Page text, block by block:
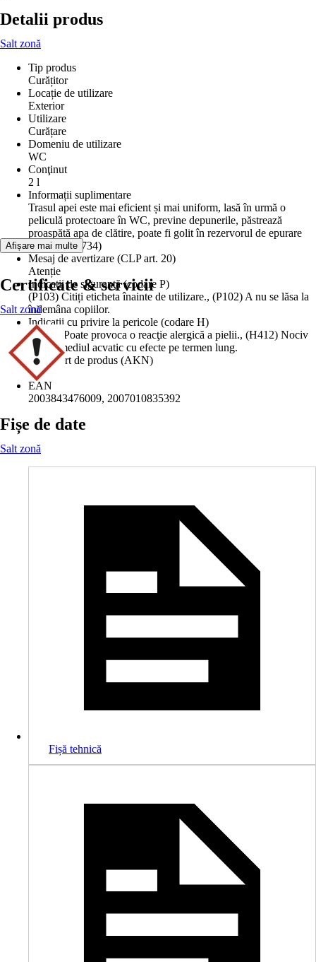
Detalii produs
Salt zonă
Tip produs
Curățitor
Locație de utilizare
Exterior
Utilizare
Curățare
Domeniu de utilizare
WC
Conţinut
2 l
Informații suplimentare
Trasul apei este mai eficient și mai uniform, lasă în urmă o
peliculă protectoare în WC, previne depunerile, păstrează
proaspătă apa de clătire, poate fi golit în rezervorul de epurare
(test ISO 11734)
Mesaj de avertizare (CLP art. 20)
Atenție
Indicaţii de siguranţă (codare P)
(P103) Citiți eticheta înainte de utilizare., (P102) A nu se lăsa la
îndemâna copiilor.
Indicaţii cu privire la pericole (codare H)
(H317) Poate provoca o reacţie alergică a pielii., (H412) Nociv
pentru mediul acvatic cu efecte pe termen lung.
Cod scurt de produs (AKN)
SFX6
EAN
2003843476009, 2007010835392
Afișare mai multe
Certificate & servicii
Salt zonă
Fișe de date
Salt zonă
Fișă tehnică